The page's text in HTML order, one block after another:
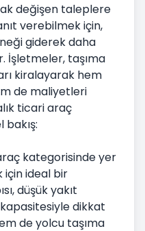
değişen taleplere
verebilmek için,
giderek daha
İşletmeler, taşıma
kiralayarak hem
de maliyetleri
ticari araç
kategorisinde yer
için ideal bir
düşük yakıt
dikkat
de yolcu taşıma